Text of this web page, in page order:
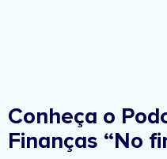
Conheça o
Finanças “No